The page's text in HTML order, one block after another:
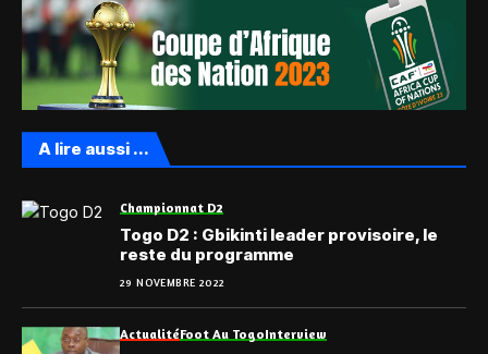
A lire aussi ...
Championnat D2
Togo D2 : Gbikinti leader provisoire, le
reste du programme
29 NOVEMBRE 2022
ActualitéFoot Au TogoInterview